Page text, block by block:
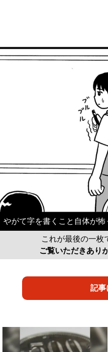
やがて字を書くこと自体が怖
これが最後の一枚
ご覧いただきあり
記事